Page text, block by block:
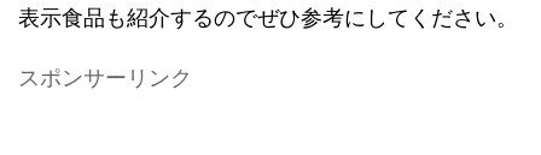
表示食品も紹介するのでぜひ参考にしてください。
スポンサーリンク